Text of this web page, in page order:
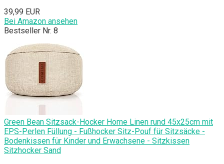
39,99 EUR
Bei Amazon ansehen
Bestseller Nr. 8
Green Bean Sitzsack-Hocker Home Linen rund 45x25cm mit
EPS-Perlen Füllung - Fußhocker Sitz-Pouf für Sitzsäcke -
Bodenkissen für Kinder und Erwachsene - Sitzkissen
Sitzhocker Sand